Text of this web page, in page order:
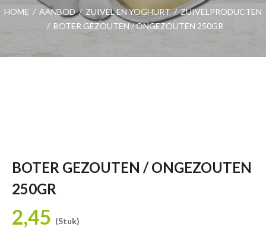
HOME / AANBOD / ZUIVEL EN YOGHURT / ZUIVELPRODUCTEN
/ BOTER GEZOUTEN / ONGEZOUTEN 250GR
BOTER GEZOUTEN / ONGEZOUTEN
250GR
2,45 (Stuk)